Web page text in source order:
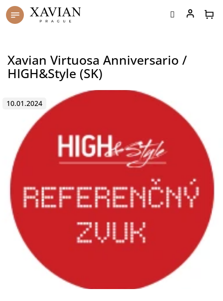
Přejít
na
Xavian Virtuosa Anniversario /
HIGH&Style (SK)
10.01.2024